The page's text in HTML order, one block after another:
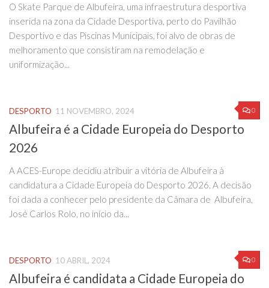
O Skate Parque de Albufeira, uma infraestrutura desportiva
inserida na zona da Cidade Desportiva, perto do Pavilhão
Desportivo e das Piscinas Municipais, foi alvo de obras de
melhoramento que consistiram na remodelação e
uniformização...
0
DESPORTO 11 NOVEMBRO, 2024
Albufeira é a Cidade Europeia do Desporto
2026
A ACES-Europe decidiu atribuir a vitória de Albufeira à
candidatura a Cidade Europeia do Desporto 2026. A decisão
foi dada a conhecer pelo presidente da Câmara de Albufeira,
José Carlos Rolo, no início da...
0
DESPORTO 10 ABRIL, 2024
Albufeira é candidata a Cidade Europeia do